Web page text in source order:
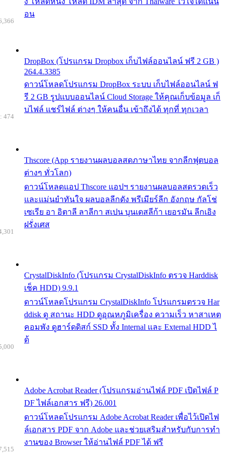
อน
DropBox (โปรแกรม Dropbox เก็บไฟล์ออนไลน์ ฟรี 2 GB )
264.4.3385
ดาวน์โหลดโปรแกรม DropBox ระบบ เก็บไฟล์ออนไลน์ ฟ
รี 2 GB รูปแบบออนไลน์ Cloud Storage ให้คุณเก็บข้อมูล เก็
บไฟล์ แชร์ไฟล์ ต่างๆ ให้คนอื่น เข้าถึงได้ ทุกที่ ทุกเวลา
Thscore (App รายงานผลบอลสดภาษาไทย จากลีกฟุตบอล
ต่างๆ ทั่วโลก)
ดาวน์โหลดแอป Thscore แอปฯ รายงานผลบอลสดรวดเร็ว
และแม่นยำทันใจ ผลบอลลีกดัง พรีเมียร์ลีก อังกฤษ กัลโช่
เซเรีย อา อิตาลี ลาลีกา สเปน บุนเดสลีก้า เยอรมัน ลีกเอิง
ฝรั่งเศส
474
CrystalDiskInfo (โปรแกรม CrystalDiskInfo ตรวจ Harddisk
เช็ค HDD) 9.9.1
ดาวน์โหลดโปรแกรม CrystalDiskInfo โปรแกรมตรวจ Har
ddisk ดู สถานะ HDD ดูอุณหภูมิเครื่อง ความเร็ว หาสาเหต
คอมพัง ดูฮาร์ดดิสก์ SSD ทั้ง Internal และ External HDD ไ
ด้
Adobe Acrobat Reader (โปรแกรมอ่านไฟล์ PDF เปิดไฟล์ P
DF ไฟล์เอกสาร ฟรี) 26.001
ดาวน์โหลดโปรแกรม Adobe Acrobat Reader เพื่อไว้เปิดไฟ
ล์เอกสาร PDF จาก Adobe และช่วยเสริมสำหรับกับการทำ
งานของ Browser ให้อ่านไฟล์ PDF ได้ ฟรี